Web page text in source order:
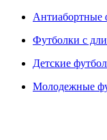
Антиабортные
Футболки с
Детские
Молодежные